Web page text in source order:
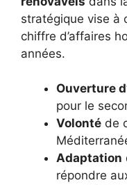
stratégique vise à
chiffre d’affaires
années.
Ouverture
pour le
Volonté de
Adaptation
répondre